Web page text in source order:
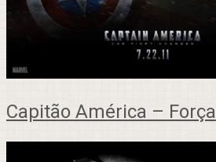
Capitão América – Força